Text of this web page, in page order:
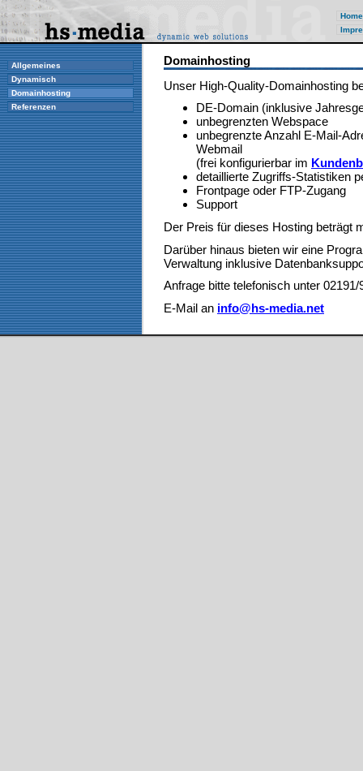
Home
Allgemeines
Dynamisch
Domainhosting
Referenzen
Domainhosting
Unser High-Quality-Domainhosting
DE-Domain (inklusive
unbegrenzten Webspace
unbegrenzte Anzahl E-Mail-
Webmail
(frei konfigurierbar im
detaillierte Zugriffs-Statistiken
Frontpage oder FTP-Zugang
Support
Der Preis für dieses Hosting beträgt
Darüber hinaus bieten wir eine
Verwaltung inklusive
Anfrage bitte telefonisch unter
E-Mail an info@hs-media.net